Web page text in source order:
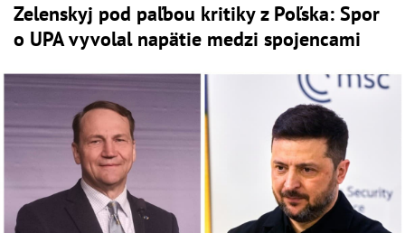
Zelenskyj pod paľbou kritiky z Poľska: Spor
o UPA vyvolal napätie medzi spojencami